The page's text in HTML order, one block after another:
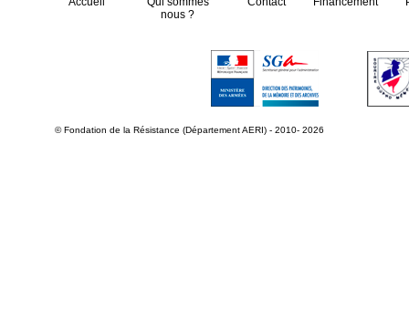
nous ?
© Fondation de la Résistance (Département AERI) - 2010- 2026